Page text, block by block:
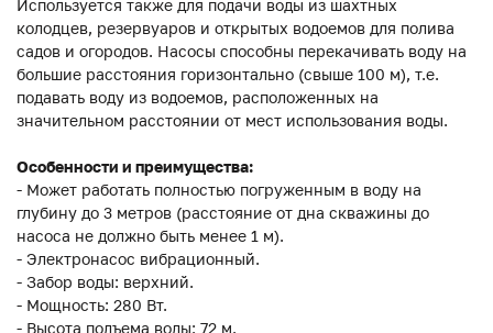
Используется также для подачи воды из шахтных
колодцев, резервуаров и открытых водоемов для полива
садов и огородов. Насосы способны перекачивать воду на
большие расстояния горизонтально (свыше 100 м), т.е.
подавать воду из водоемов, расположенных на
значительном расстоянии от мест использования воды.
Особенности и преимущества:
- Может работать полностью погруженным в воду на
глубину до 3 метров (расстояние от дна скважины до
насоса не должно быть менее 1 м).
- Электронасос вибрационный.
- Забор воды: верхний.
- Мощность: 280 Вт.
- Высота подъема воды: 72 м.